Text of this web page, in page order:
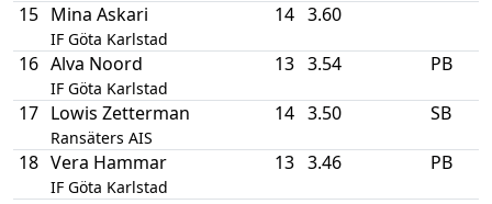
15 Mina Askari
IF Göta Karlstad
14 3.60
16 Alva Noord
IF Göta Karlstad
13 3.54 PB
17 Lowis Zetterman
Ransäters AIS
14 3.50 SB
18 Vera Hammar
IF Göta Karlstad
13 3.46 PB